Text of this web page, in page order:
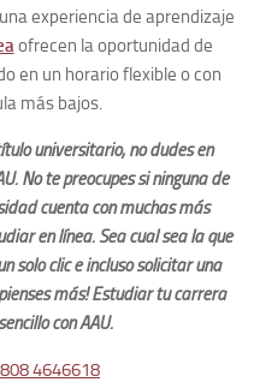
experiencia de aprendizaje
ofrecen la oportunidad de
en un horario flexible o con
más bajos.
universitario, no dudes en
No te preocupes si ninguna de
cuenta con muchas más
en línea. Sea cual sea la que
solo clic e incluso solicitar una
más! Estudiar tu carrera
con AAU.
4646618